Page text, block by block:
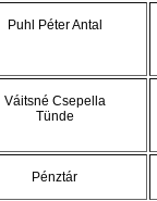
Puhl Péter Antal
Váitsné Csepella
Tünde
Pénztár